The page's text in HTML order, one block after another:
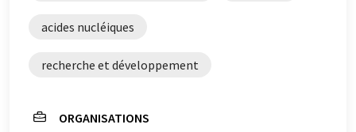
acides nucléiques
recherche et développement
ORGANISATIONS